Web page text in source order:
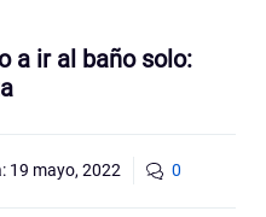
a ir al baño solo:
19 mayo, 2022 0